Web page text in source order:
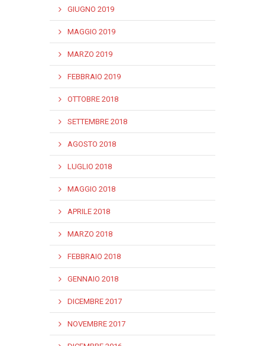
GIUGNO 2019
MAGGIO 2019
MARZO 2019
FEBBRAIO 2019
OTTOBRE 2018
SETTEMBRE 2018
AGOSTO 2018
LUGLIO 2018
MAGGIO 2018
APRILE 2018
MARZO 2018
FEBBRAIO 2018
GENNAIO 2018
DICEMBRE 2017
NOVEMBRE 2017